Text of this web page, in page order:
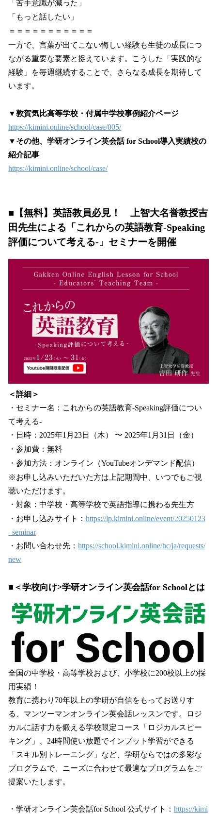
「苦手意識が減った」
「もっと話したい」
＝＝＝＝＝＝＝＝＝＝＝
一方で、言葉が出てこない悔しい経験も生徒の成長につ
ながる重要な要素と捉えています。こうした「実践的な
経験」を毎週継続することで、さらなる成長を期待して
います。
▼敦賀気比高等学校・付属中学校事例紹介ページ
https://kimini.online/school/case/005/
▼その他、学研オンライン英会話 for School導入実績校の
紹介記事
https://kimini.online/school/case/
■【無料】英語教員必見！ 上智大名誉教授吉
田先生による「これからの英語教育-Speaking
評価について考える-」セミナーを開催
＜詳細＞
・セミナー名：これからの英語教育-Speaking評価につい
て考える-
・日時：2025年1月23日（木） 〜 2025年1月31日（金）
・参加費：無料
・参加方法：オンライン（YouTubeオンデマンド配信）
※お申し込みいただいた方は上記期間中、いつでもご視
聴いただけます。
・対象：中学校・高等学校で英語指導に携わる先生方
・お申し込みサイト： https://lp.kimini.online/event/20250123
_seminar
・お問い合わせ先： https://school.kimini.online/hc/ja/requests/
new
■＜学校向け>学研オンライン英会話for Schoolとは
全国の中学校・高等学校および、小学校に200校以上の採
用実績！
教育に携わり70年以上の学研が自信をもってお送りす
る、マンツーマンオンライン英会話レッスンです。ロジ
カルに話す力を鍛える学校限定コース「ロジカルスピー
キング」、24時間使い放題でインプット学習ができる
「スキル別トレーニング」など、学研ならではの多彩な
プログラムで、ニーズに合わせて最適なプログラムをご
提案いたします。
・学研オンライン英会話for School 公式サイト： https://kimi